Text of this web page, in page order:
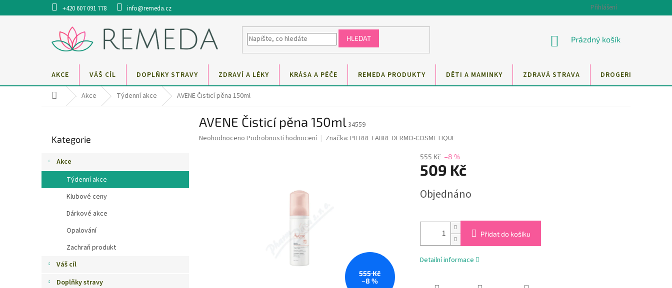
na
+420 607 091 778 info@remeda.cz Přihlášení
HLEDAT
NÁKUPNÍ
Prázdný košík
AKCE VÁŠ CÍL DOPLŇKY STRAVY ZDRAVÍ A LÉKY KRÁSA A PÉČE REMEDA PRODUKTY DĚTI A MAMINKY ZDRAVÁ STRAVA DROGERIE
Domů Akce Týdenní akce AVENE Čisticí pěna 150ml
n
kategorie
Kategorie
Akce
Týdenní akce
Klubové ceny
Dárkové akce
Opalování
Zachraň produkt
Váš cíl
Doplňky stravy
AVENE Čisticí pěna 150ml34559
Průměrné
Neohodnoceno Podrobnosti hodnocení Značka: PIERRE FABRE DERMO-COSMETIQUE
555 Kč
–8 %
555 Kč –8 %
509 Kč
cena:
Objednáno
Přidat do košíku
Detailní informace